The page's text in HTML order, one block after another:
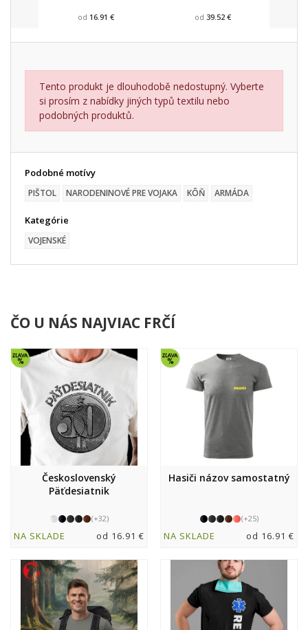
od 16.91 € od 39.52 €
Tento produkt je dlouhodobě nedostupný. Vyberte
si prosím z nabídky jiných typů textilu nebo
podobných produktů.
Podobné motívy
PIŠTOL NARODENINOVÉ PRE VOJAKA KÔŇ ARMÁDA
Kategórie
VOJENSKÉ
ČO U NÁS NAJVIAC FRČÍ
Československý
Päťdesiatnik
(+32)
NA SKLADE od 16.91 €
Hasiči názov samostatný
(+25)
NA SKLADE od 16.91 €